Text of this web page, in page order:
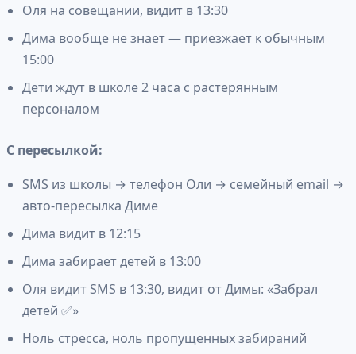
Оля на совещании, видит в 13:30
Дима вообще не знает — приезжает к обычным
15:00
Дети ждут в школе 2 часа с растерянным
персоналом
С пересылкой:
SMS из школы → телефон Оли → семейный email →
авто-пересылка Диме
Дима видит в 12:15
Дима забирает детей в 13:00
Оля видит SMS в 13:30, видит от Димы: «Забрал
детей ✅»
Ноль стресса, ноль пропущенных забираний